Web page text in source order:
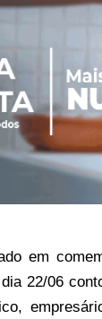
em
22/06